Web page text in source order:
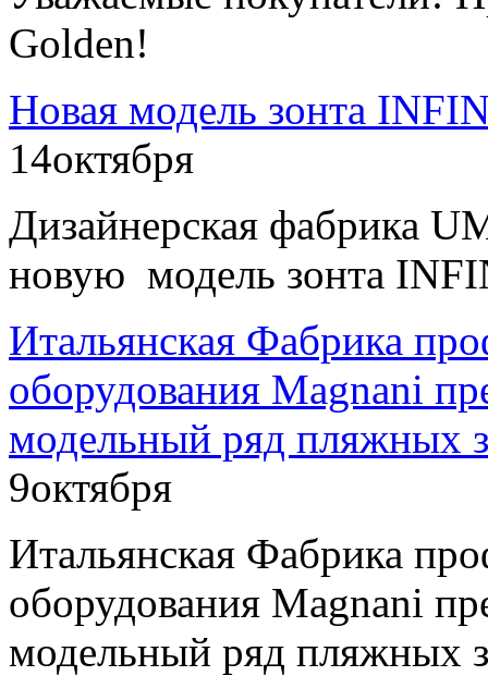
Golden!
Новая модель зонта
14октября
Дизайнерская фабрика
новую модель зонта
Итальянская Фабрика
оборудования Magnani
модельный ряд пляжных
9октября
Итальянская Фабрика
оборудования Magnani
модельный ряд пляжных